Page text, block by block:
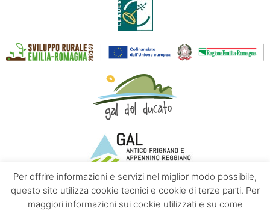
Per offrire informazioni e servizi nel miglior modo possibile,
questo sito utilizza cookie tecnici e cookie di terze parti. Per
maggiori informazioni sui cookie utilizzati e su come